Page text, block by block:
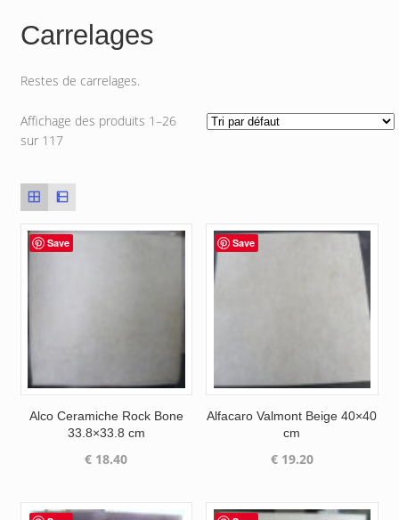
Carrelages
Restes de carrelages.
Affichage des produits 1–26
sur 117
Save
Alco Ceramiche Rock Bone
33.8×33.8 cm
€ 18.40
Save
Alfacaro Valmont Beige 40×40
cm
€19.20